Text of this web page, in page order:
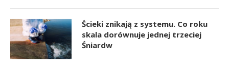
Ścieki znikają z systemu. Co roku
skala dorównuje jednej trzeciej
Śniardw